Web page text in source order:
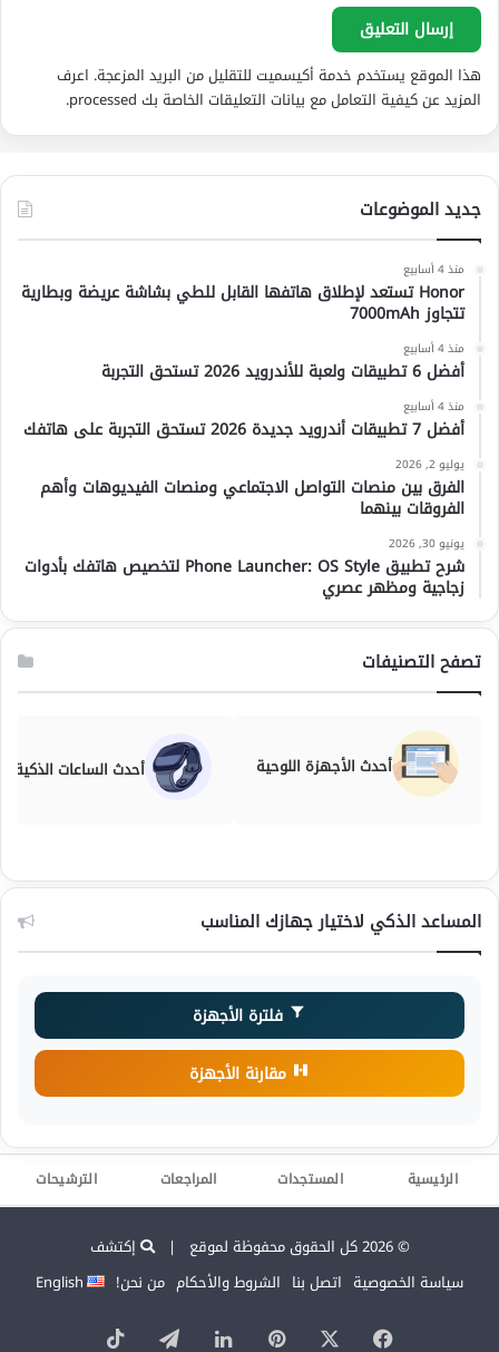
هذا الموقع يستخدم خدمة أكيسميت للتقليل من البريد المزعجة. اعرف
المزيد عن كيفية التعامل مع بيانات التعليقات الخاصة بك processed
.
جديد الموضوعات
منذ 4 أسابيع
Honor تستعد لإطلاق هاتفها القابل للطي بشاشة عريضة وبطارية
تتجاوز 7000mAh
منذ 4 أسابيع
أفضل 6 تطبيقات ولعبة للأندرويد 2026 تستحق التجربة
منذ 4 أسابيع
أفضل 7 تطبيقات أندرويد جديدة 2026 تستحق التجربة على هاتفك
يوليو 2, 2026
الفرق بين منصات التواصل الاجتماعي ومنصات الفيديوهات وأهم
الفروقات بينهما
يونيو 30, 2026
شرح تطبيق Phone Launcher: OS Style لتخصيص هاتفك بأدوات
زجاجية ومظهر عصري
تصفح التصنيفات
أحدث الأجهزة اللوحية أحدث الساعات الذكية
المساعد الذكي لاختيار جهازك المناسب
فلترة الأجهزة
مقارنة الأجهزة
الرئيسية المستجدات المراجعات الترشيحات
© 2026 كل الحقوق محفوظة لموقع |
إكتشف
سياسة الخصوصية اتصل بنا الشروط والأحكام من نحن! English
فيسبوك بينتيريستلينكدإنتيلقرام